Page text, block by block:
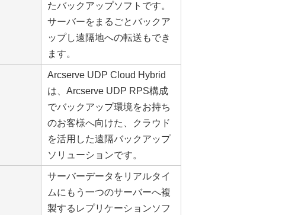
たバックアップソフトです。
サーバーをまるごとバックア
ップし遠隔地への転送もでき
ます。
Arcserve UDP Cloud Hybrid
は、Arcserve UDP RPS構成
でバックアップ環境をお持ち
のお客様へ向けた、クラウド
を活用した遠隔バックアップ
ソリューションです。
サーバーデータをリアルタイ
ムにもう一つのサーバーへ複
製するレプリケーションソフ